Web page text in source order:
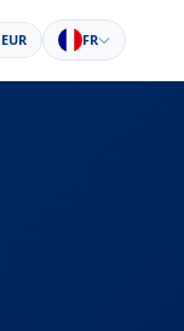
EUR FR